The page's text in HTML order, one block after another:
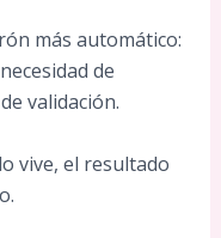
más automático:
de
validación.
vive, el resultado